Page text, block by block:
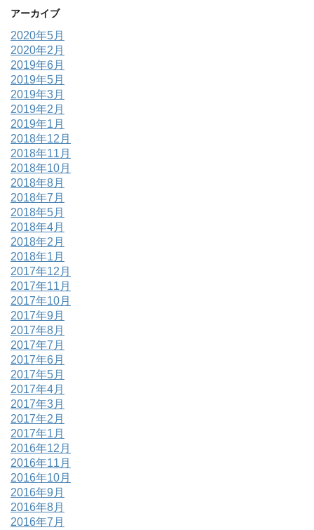
アーカイブ
2020年5月
2020年2月
2019年6月
2019年5月
2019年3月
2019年2月
2019年1月
2018年12月
2018年11月
2018年10月
2018年8月
2018年7月
2018年5月
2018年4月
2018年2月
2018年1月
2017年12月
2017年11月
2017年10月
2017年9月
2017年8月
2017年7月
2017年6月
2017年5月
2017年4月
2017年3月
2017年2月
2017年1月
2016年12月
2016年11月
2016年10月
2016年9月
2016年8月
2016年7月